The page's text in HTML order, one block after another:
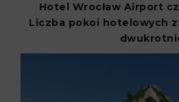
Hotel Wrocław Airport
Liczba pokoi hotelowych